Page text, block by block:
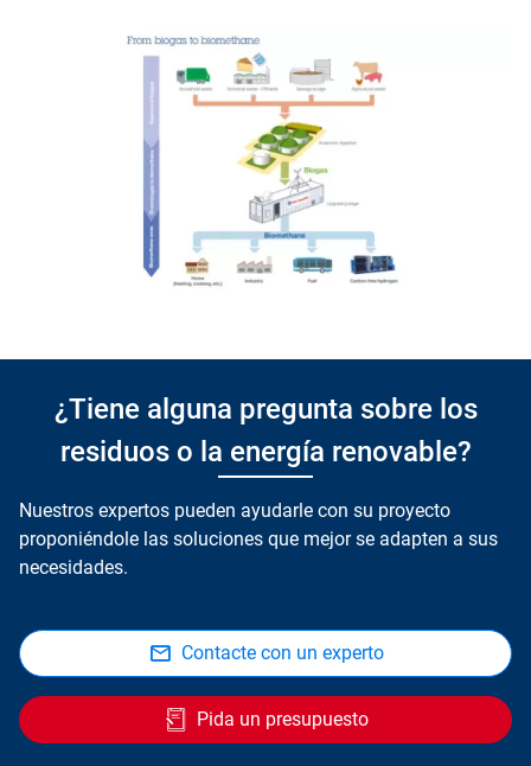
¿Tiene alguna pregunta sobre los
residuos o la energía renovable?
Nuestros expertos pueden ayudarle con su proyecto
proponiéndole las soluciones que mejor se adapten a sus
necesidades.
Contacte con un experto
Pida un presupuesto